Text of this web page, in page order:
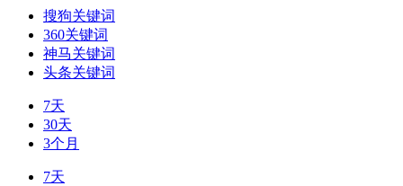
搜狗关键词
360关键词
神马关键词
头条关键词
7天
30天
3个月
7天